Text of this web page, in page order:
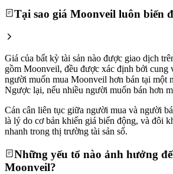
Tại sao giá Moonveil luôn biến
Giá của bất kỳ tài sản nào được giao dịch
gồm Moonveil, đều được xác định bởi cung
người muốn mua Moonveil hơn bán tại một
Ngược lại, nếu nhiều người muốn bán hơn
Cán cân liên tục giữa người mua và người
là lý do cơ bản khiến giá biến động, và đôi
nhanh trong thị trường tài sản số.
Những yếu tố nào ảnh hưởng
Moonveil?